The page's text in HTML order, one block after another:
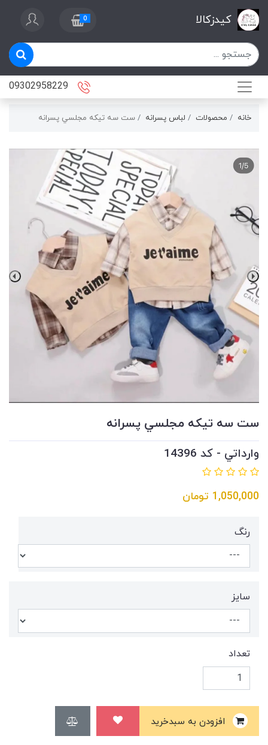
کیدزکالا 0
خانه محصولات لباس پسرانه ست سه تيكه مجلسي پسرانه
ست سه تيكه مجلسي پسرانه
وارداتي - کد 14396
1,050,000 تومان
رنگ
سايز
تعداد